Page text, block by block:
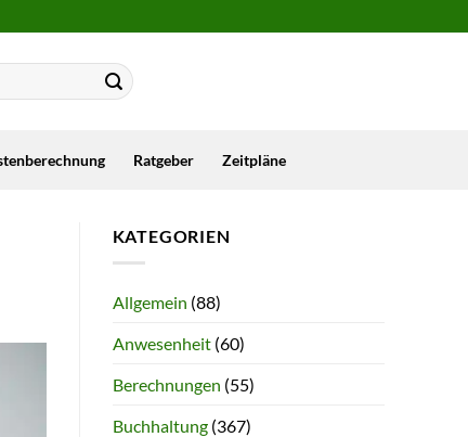
Ratgeber Zeitpläne
KATEGORIEN
Allgemein (88)
Anwesenheit(60)
Berechnungen (55)
Buchhaltung(367)